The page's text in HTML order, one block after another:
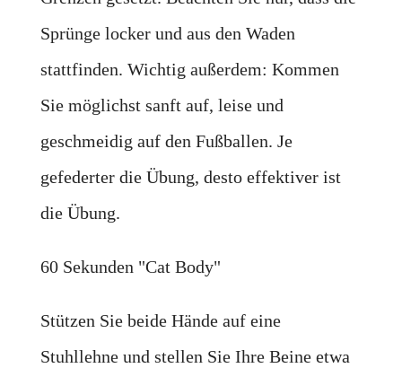
Sprünge locker und aus den Waden
stattfinden. Wichtig außerdem: Kommen
Sie möglichst sanft auf, leise und
geschmeidig auf den Fußballen. Je
gefederter die Übung, desto effektiver ist
die Übung.
60 Sekunden "Cat Body"
Stützen Sie beide Hände auf eine
Stuhllehne und stellen Sie Ihre Beine etwa